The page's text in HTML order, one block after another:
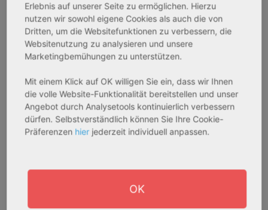
Pflegeapartment
Objekteigenschaft:
Bestandsobjekt
Gesamtfläche:
Gesamtpreis:
233.556,67 € - 349.016,67 €
Pflegeapartment
Objekteigenschaft:
Bestandsobjekt
Gesamtfläche:
Gesamtpreis:
324.754,29 € - 358.289,14 €
AfA Degressive 5,00 % Sofortmiete
Erlebnis auf unserer Seite zu ermöglichen. Hierzu
nutzen wir sowohl eigene Cookies als auch die von
Dritten, um die Websitefunktionen zu verbessern, die
Websitenutzung zu analysieren und unsere
Marketingbemühungen zu unterstützen.
Mit einem Klick auf OK willigen Sie ein, dass wir Ihnen
die volle Website-Funktionalität bereitstellen und unser
Angebot durch Analysetools kontinuierlich verbessern
dürfen. Selbstverständlich können Sie Ihre Cookie-
Präferenzen hier jederzeit individuell anpassen.
OK